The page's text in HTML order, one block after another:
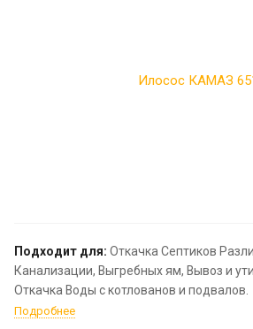
Подходит для: Откачка Септиков
Канализации, Выгребных ям, Вывоз и
Откачка Воды с котлованов и подвалов.
Подробнее